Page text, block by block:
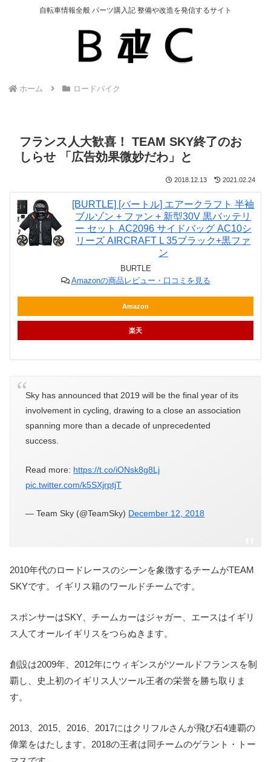
自転車情報全般 パーツ購入記 整備や改造を発信するサイト
ホーム ロードバイク
フランス人大歓喜！ TEAM SKY終了のお
しらせ 「広告効果微妙だわ」と
2018.12.13 2021.02.24
[BURTLE] [バートル] エアークラフト 半袖
ブルゾン + ファン + 新型30V 黒バッテリ
ー セット AC2096 サイドバッグ AC10シ
リーズ AIRCRAFT L 35ブラック+黒ファ
ン
BURTLE
Amazonの商品レビュー・口コミを見る
Amazon
楽天
Sky has announced that 2019 will be the final year of its
involvement in cycling, drawing to a close an association
spanning more than a decade of unprecedented
success.
Read more: https://t.co/iONsk8g8Lj
pic.twitter.com/k5SXjrptjT
— Team Sky (@TeamSky) December 12, 2018
2010年代のロードレースのシーンを象徴するチームがTEAM
SKYです。イギリス籍のワールドチームです。
スポンサーはSKY、チームカーはジャガー、エースはイギリ
ス人てオールイギリスをつらぬきます。
創設は2009年、2012年にウィギンスがツールドフランスを制
覇し、史上初のイギリス人ツール王者の栄誉を勝ち取りま
す。
2013、2015、2016、2017にはクリフルさんが飛び石4連覇の
偉業をはたします。2018の王者は同チームのゲラント・トー